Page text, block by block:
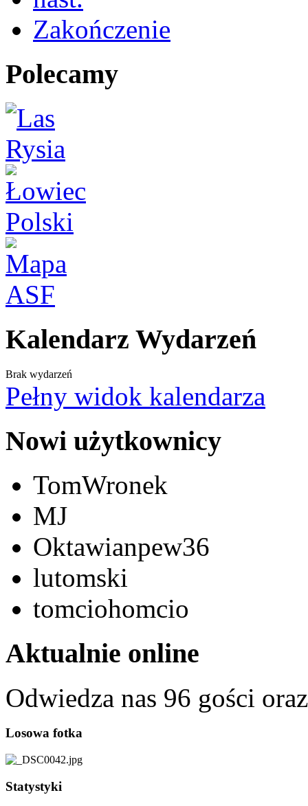
Zakończenie
Polecamy
Kalendarz Wydarzeń
Brak wydarzeń
Pełny widok kalendarza
Nowi użytkownicy
TomWronek
MJ
Oktawianpew36
lutomski
tomciohomcio
Aktualnie online
Odwiedza nas 96 gości
Losowa fotka
Statystyki